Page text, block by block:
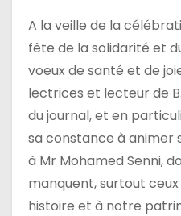
e
A la veille de la
fête de la solidarité et
voeux de santé et de
lectrices et lecteur de
du journal, et en
sa constance à animer
à Mr Mohamed Senni,
manquent, surtout
histoire et à notre